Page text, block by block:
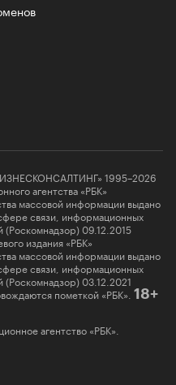
1995–2026
агентства «РБК»
массовой информации выдано
связи, информационных
(Роскомнадзор) 09.12.2015
издания «РБК»
массовой информации выдано
связи, информационных
(Роскомнадзор) 03.12.2021
пометкой «РБК». 18+
агентство «РБК».